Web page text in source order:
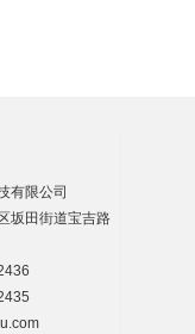
有限公司
坂田街道宝吉路